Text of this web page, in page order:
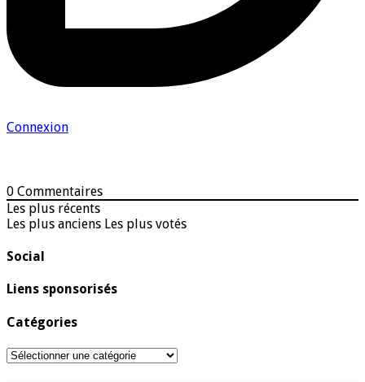
Connexion
0 Commentaires
Les plus récents
Les plus anciens Les plus votés
Social
Liens sponsorisés
Catégories
Catégories